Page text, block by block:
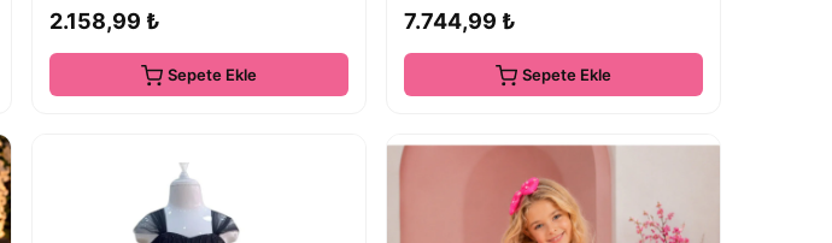
2.158,99 ₺
Sepete Ekle
7.744,99 ₺
Sepete Ekle